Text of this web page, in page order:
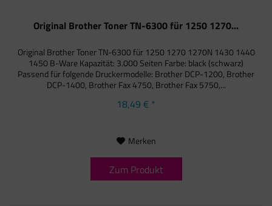
Original Brother Toner TN-6300 für 1250 1270...
Original Brother Toner TN-6300 für 1250 1270 1270N 1430 1440
1450 B-Ware Kapazität: 3.000 Seiten Farbe: black (schwarz)
Passend für folgende Druckermodelle: Brother DCP-1200, Brother
DCP-1400, Brother Fax 4750, Brother Fax 5750,...
18,49 € *
Merken
Zum Produkt